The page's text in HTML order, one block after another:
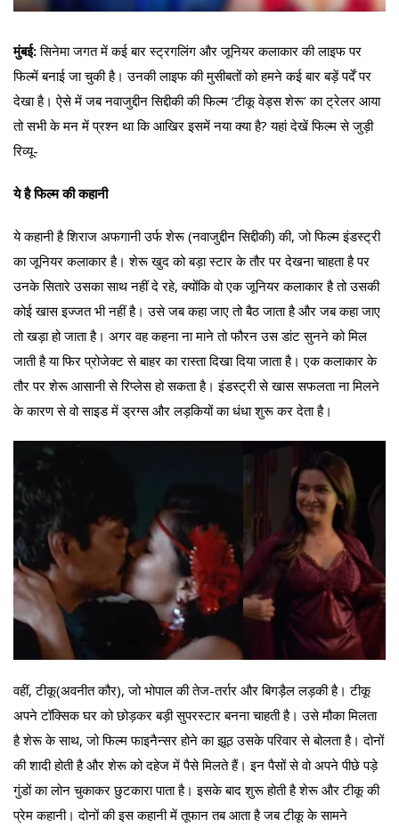
मुंबई:सिनेमा जगत में कई बार स्ट्रगलिंग और जूनियर कलाकार की लाइफ पर
फिल्में बनाई जा चुकी है। उनकी लाइफ की मुसीबतों को हमने कई बार बड़ें पर्दें पर
देखा है। ऐसे में जब नवाजुद्दीन सिद्दीकी की फिल्म ‘टीकू वेड्स शेरू’ का ट्रेलर आया
तो सभी के मन में प्रश्न था कि आखिर इसमें नया क्या है? यहां देखें फिल्म से जुड़ी
रिव्यू-
ये है फिल्म की कहानी
ये कहानी है शिराज अफगानी उर्फ शेरू (नवाजुद्दीन सिद्दीकी) की, जो फिल्म इंडस्ट्री
का जूनियर कलाकार है। शेरू खुद को बड़ा स्टार के तौर पर देखना चाहता है पर
उनके सितारे उसका साथ नहीं दे रहे, क्योंकि वो एक जूनियर कलाकार है तो उसकी
कोई खास इज्जत भी नहीं है। उसे जब कहा जाए तो बैठ जाता है और जब कहा जाए
तो खड़ा हो जाता है। अगर वह कहना ना माने तो फौरन उस डांट सुनने को मिल
जाती है या फिर प्रोजेक्ट से बाहर का रास्ता दिखा दिया जाता है। एक कलाकार के
तौर पर शेरू आसानी से रिप्लेस हो सकता है। इंडस्ट्री से खास सफलता ना मिलने
के कारण से वो साइड में ड्रग्स और लड़कियों का धंधा शुरू कर देता है।
वहीं, टीकू(अवनीत कौर), जो भोपाल की तेज-तर्रार और बिगड़ैल लड़की है। टीकू
अपने टॉक्सिक घर को छोड़कर बड़ी सुपरस्टार बनना चाहती है। उसे मौका मिलता
है शेरू के साथ, जो फिल्म फाइनैन्सर होने का झूठ उसके परिवार से बोलता है। दोनों
की शादी होती है और शेरू को दहेज में पैसे मिलते हैं। इन पैसों से वो अपने पीछे पड़े
गुंडों का लोन चुकाकर छुटकारा पाता है। इसके बाद शुरू होती है शेरू और टीकू की
प्रेम कहानी। दोनों की इस कहानी में तूफान तब आता है जब टीकू के सामने